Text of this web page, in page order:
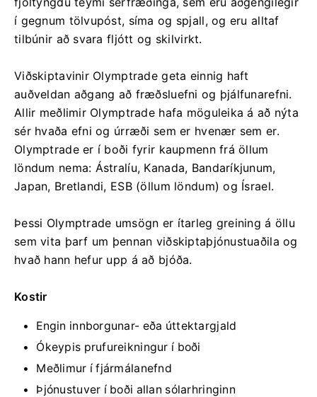
í gegnum tölvupóst, síma og spjall, og eru alltaf
tilbúnir að svara fljótt og skilvirkt.
Viðskiptavinir Olymptrade geta einnig haft
auðveldan aðgang að fræðsluefni og þjálfunarefni.
Allir meðlimir Olymptrade hafa möguleika á að nýta
sér hvaða efni og úrræði sem er hvenær sem er.
Olymptrade er í boði fyrir kaupmenn frá öllum
löndum nema: Ástralíu, Kanada, Bandaríkjunum,
Japan, Bretlandi, ESB (öllum löndum) og Ísrael.
Þessi Olymptrade umsögn er ítarleg greining á öllu
sem vita þarf um þennan viðskiptaþjónustuaðila og
hvað hann hefur upp á að bjóða.
Kostir
Engin innborgunar- eða úttektargjald
Ókeypis prufureikningur í boði
Meðlimur í fjármálanefnd
Þjónustuver í boði allan sólarhringinn